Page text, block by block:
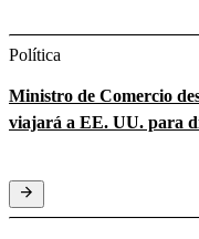
Política
Ministro de Comercio
viajará a EE. UU. para